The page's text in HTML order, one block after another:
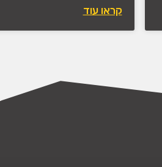
קראו עוד